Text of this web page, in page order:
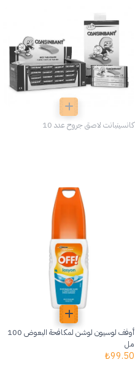
كانسينبانت لاصق جروح عدد 10
أوفف لوسيون لوشن لمكافحة البعوض 100
مل
99.50
₺